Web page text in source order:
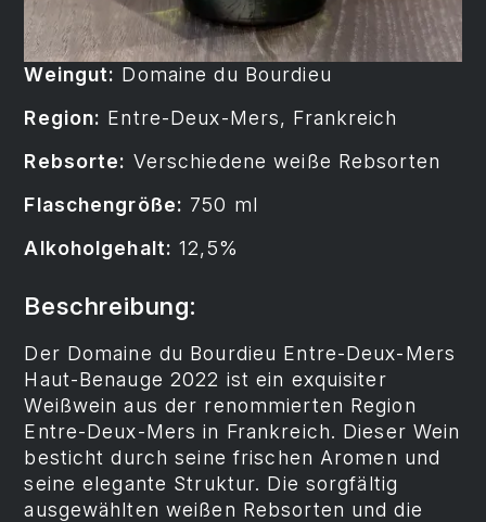
Weingut: Domaine du Bourdieu
Region: Entre-Deux-Mers, Frankreich
Rebsorte: Verschiedene weiße Rebsorten
Flaschengröße: 750 ml
Alkoholgehalt: 12,5%
Beschreibung:
Der Domaine du Bourdieu Entre-Deux-Mers
Haut-Benauge 2022 ist ein exquisiter
Weißwein aus der renommierten Region
Entre-Deux-Mers in Frankreich. Dieser Wein
besticht durch seine frischen Aromen und
seine elegante Struktur. Die sorgfältig
ausgewählten weißen Rebsorten und die